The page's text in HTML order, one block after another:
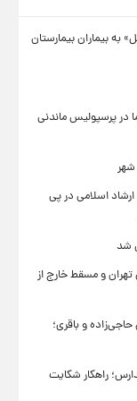
به بیماران بیمارستان
در پرسپولیس ماندنی
شهر
اسلامی در پی
شد
تهران و مسقط خارج از
و باقری؛
راهکار شکایت